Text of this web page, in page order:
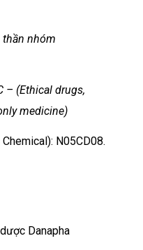
thần nhóm
– (Ethical drugs,
medicine)
N05CD08.
Danapha